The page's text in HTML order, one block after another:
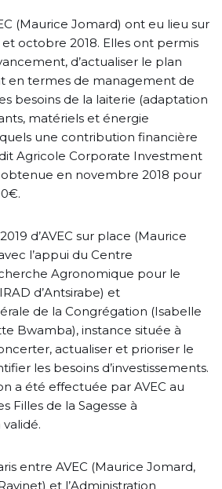
(Maurice Jomard) ont eu lieu sur
octobre 2018. Elles ont permis
d’actualiser le plan
en termes de management de
besoins de la laiterie (adaptation
matériels et énergie
une contribution financière
Agricole Corporate Investment
obtenue en novembre 2018 pour
d’AVEC sur place (Maurice
l’appui du Centre
Agronomique pour le
d’Antsirabe) et
de la Congrégation (Isabelle
Bwamba), instance située à
actualiser et prioriser le
les besoins d’investissements.
a été effectuée par AVEC au
Filles de la Sagesse à
validé.
entre AVEC (Maurice Jomard,
et l’Administration